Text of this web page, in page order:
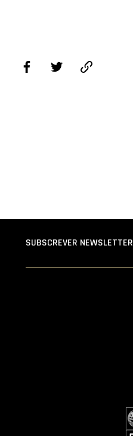
SUBSCREVER NEWSLETTER